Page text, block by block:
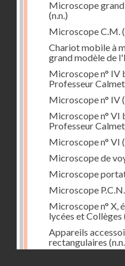
Microscope
(n.n.)
Microscope C.M.
Chariot mobile à
grand modèle de
Microscope n° IV
Professeur
Microscope n° IV
Microscope n° VI
Professeur
Microscope n° VI
Microscope de
Microscope
Microscope P.C.N.
Microscope n° X,
lycées et Collèges
Appareils
rectangulaires